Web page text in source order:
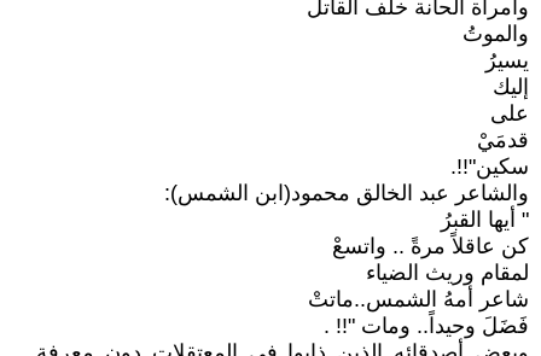
وامرأة الحانة خلف القاتل
والموتُ
يسيرُ
إليك
على
قدمَيْ
سكين"!!.
والشاعر عبد الخالق محمود(ابن الشمس):
" أيها القبرُ
كن عاقلاً مرةً .. واتسعْ
لمقام وريث الضياء
شاعر أمهُ الشمس..ماتتْ
فَضَلَ وحيداً.. ومات "!! .